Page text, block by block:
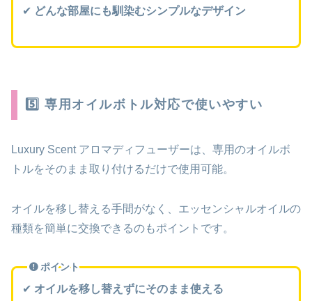
✔ どんな部屋にも馴染むシンプルなデザイン
5️⃣ 専用オイルボトル対応で使いやすい
Luxury Scent アロマディフューザーは、専用のオイルボ
トルをそのまま取り付けるだけで使用可能。
オイルを移し替える手間がなく、エッセンシャルオイルの
種類を簡単に交換できるのもポイントです。
ポイント
✔ オイルを移し替えずにそのまま使える